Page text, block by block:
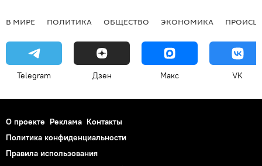
В МИРЕ ПОЛИТИКА ОБЩЕСТВО ЭКОНОМИКА
Telegram Дзен Макс VK
О проекте Реклама Контакты
Политика конфиденциальности
Правила использования